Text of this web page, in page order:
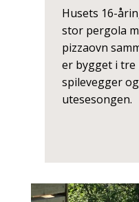
Husets 16-
stor pergola
pizzaovn
er bygget i tre
spilevegger
utesesongen.